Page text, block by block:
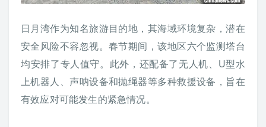
日月湾作为知名旅游目的地，其海域环境复杂，潜在
安全风险不容忽视。春节期间，该地区六个监测塔台
均安排了专人值守。此外，还配备了无人机、U型水
上机器人、声呐设备和抛绳器等多种救援设备，旨在
有效应对可能发生的紧急情况。